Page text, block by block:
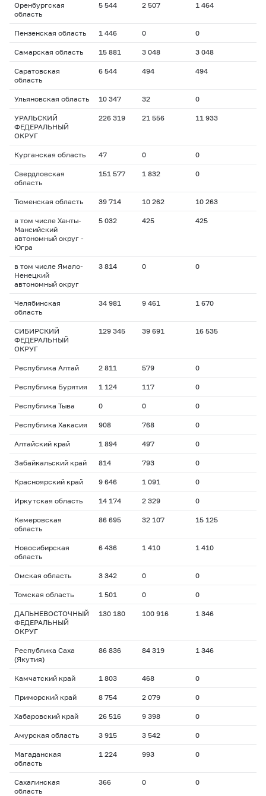
Оренбургская
область
5 544 2 507 1 464
Пензенская область 1 446 0 0
Самарская область 15 881 3 048 3 048
Саратовская
область
6 544 494 494
Ульяновская область 10 347 32 0
УРАЛЬСКИЙ
ФЕДЕРАЛЬНЫЙ
ОКРУГ
226 319 21 556 11 933
Курганская область 47 0 0
Свердловская
область
151 577 1 832 0
Тюменская область 39 714 10 262 10 263
в том числе Ханты-
Мансийский
автономный округ -
Югра
5 032 425 425
в том числе Ямало-
Ненецкий
автономный округ
3 814 0 0
Челябинская
область
34 981 9 461 1 670
СИБИРСКИЙ
ФЕДЕРАЛЬНЫЙ
ОКРУГ
129 345 39 691 16 535
Республика Алтай 2 811 579 0
Республика Бурятия 1 124 117 0
Республика Тыва 0 0 0
Республика Хакасия 908 768 0
Алтайский край 1 894 497 0
Забайкальский край 814 793 0
Красноярский край 9 646 1 091 0
Иркутская область 14 174 2 329 0
Кемеровская
область
86 695 32 107 15 125
Новосибирская
область
6 436 1 410 1 410
Омская область 3 342 0 0
Томская область 1 501 0 0
ДАЛЬНЕВОСТОЧНЫЙ
ФЕДЕРАЛЬНЫЙ
ОКРУГ
130 180 100 916 1 346
Республика Саха
(Якутия)
86 836 84 319 1 346
Камчатский край 1 803 468 0
Приморский край 8 754 2 079 0
Хабаровский край 26 516 9 398 0
Амурская область 3 915 3 542 0
Магаданская
область
1 224 993 0
Сахалинская
область
366 0 0